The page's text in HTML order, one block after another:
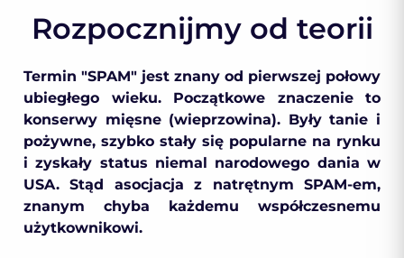
Rozpocznijmy od teorii
Termin "SPAM" jest znany od pierwszej połowy
ubiegłego wieku. Początkowe znaczenie to
konserwy mięsne (wieprzowina). Były tanie i
pożywne, szybko stały się popularne na rynku
i zyskały status niemal narodowego dania w
USA. Stąd asocjacja z natrętnym SPAM-em,
znanym chyba każdemu współczesnemu
użytkownikowi.